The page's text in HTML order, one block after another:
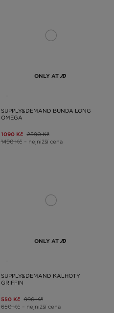
ONLY AT
SUPPLY&DEMAND BUNDA LONG
OMEGA
1090 Kč 2590 Kč
1490 Kč – nejnižší cena
ONLY AT
SUPPLY&DEMAND KALHOTY
GRIFFIN
550 Kč 990 Kč
650 Kč – nejnižší cena